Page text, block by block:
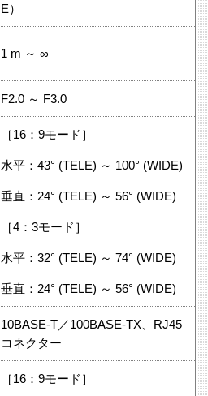
E）
1 m ～ ∞
F2.0 ～ F3.0
［16：9モード］
水平：43° (TELE) ～ 100° (WIDE)
垂直：24° (TELE) ～ 56° (WIDE)
［4：3モード］
水平：32° (TELE) ～ 74° (WIDE)
垂直：24° (TELE) ～ 56° (WIDE)
10BASE-T／100BASE-TX、RJ45
コネクター
［16：9モード］